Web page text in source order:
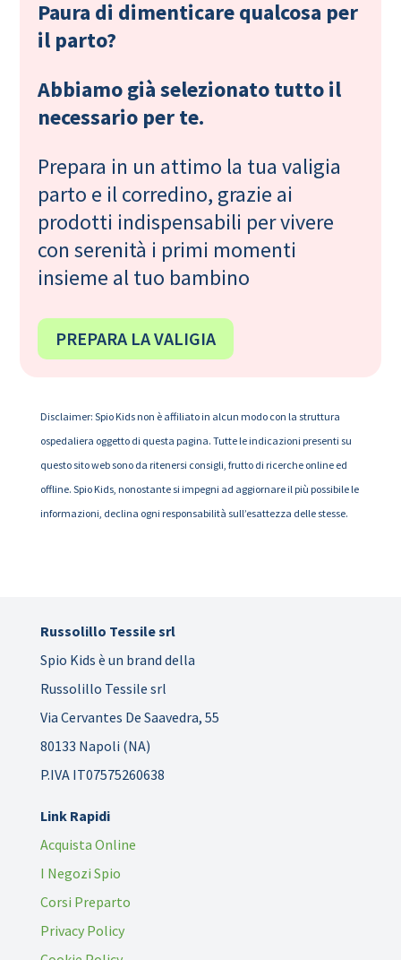
Paura di dimenticare qualcosa per
il parto?
Abbiamo già selezionato tutto il
necessario per te.
Prepara in un attimo la tua valigia
parto e il corredino, grazie ai
prodotti indispensabili per vivere
con serenità i primi momenti
insieme al tuo bambino
PREPARA LA VALIGIA
Disclaimer: Spio Kids non è affiliato in alcun modo con la struttura
ospedaliera oggetto di questa pagina. Tutte le indicazioni presenti su
questo sito web sono da ritenersi consigli, frutto di ricerche online ed
offline. Spio Kids, nonostante si impegni ad aggiornare il più possibile le
informazioni, declina ogni responsabilità sull’esattezza delle stesse.
Russolillo Tessile srl
Spio Kids è un brand della
Russolillo Tessile srl
Via Cervantes De Saavedra, 55
80133 Napoli (NA)
P.IVA IT07575260638
Link Rapidi
Acquista Online
I Negozi Spio
Corsi Preparto
Privacy Policy